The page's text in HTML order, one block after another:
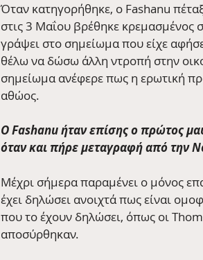
Όταν κατηγορήθηκε, ο Fashanu
στις 3 Μαΐου βρέθηκε κρεμασμένος
γράψει στο σημείωμα που είχε
θέλω να δώσω άλλη ντροπή στην
σημείωμα ανέφερε πως η ερωτική
αθώος.
Ο Fashanu ήταν επίσης ο πρώτος
όταν και πήρε μεταγραφή από την
Μέχρι σήμερα παραμένει ο μόνος
έχει δηλώσει ανοιχτά πως είναι
που το έχουν δηλώσει, όπως οι
αποσύρθηκαν.